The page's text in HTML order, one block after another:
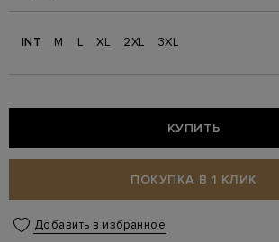
INT M L XL 2XL 3XL
КУПИТЬ
ПОКУПКА В 1 КЛИК
Добавить в избранное